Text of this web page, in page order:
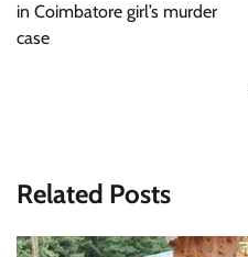
in Coimbatore girl’s murder
case
Related Posts